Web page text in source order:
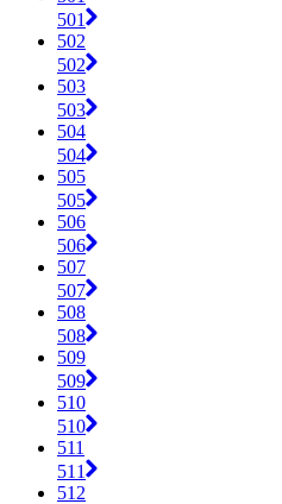
501
502
502
503
503
504
504
505
505
506
506
507
507
508
508
509
509
510
510
511
511
512